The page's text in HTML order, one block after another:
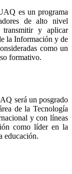
es un programa
de alto nivel
transmitir y aplicar
la Información y de
como un
formativo.
será un posgrado
de la Tecnología
y con líneas
como líder en la
educación.